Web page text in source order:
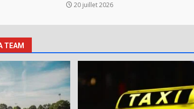
20 juillet 2026
TEAM